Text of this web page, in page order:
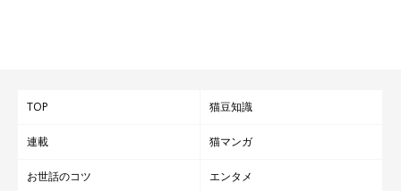
TOP 猫豆知識
連載 猫マンガ
お世話のコツ エンタメ